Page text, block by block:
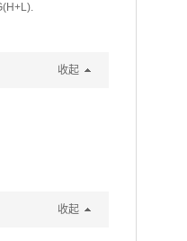
收起
收起